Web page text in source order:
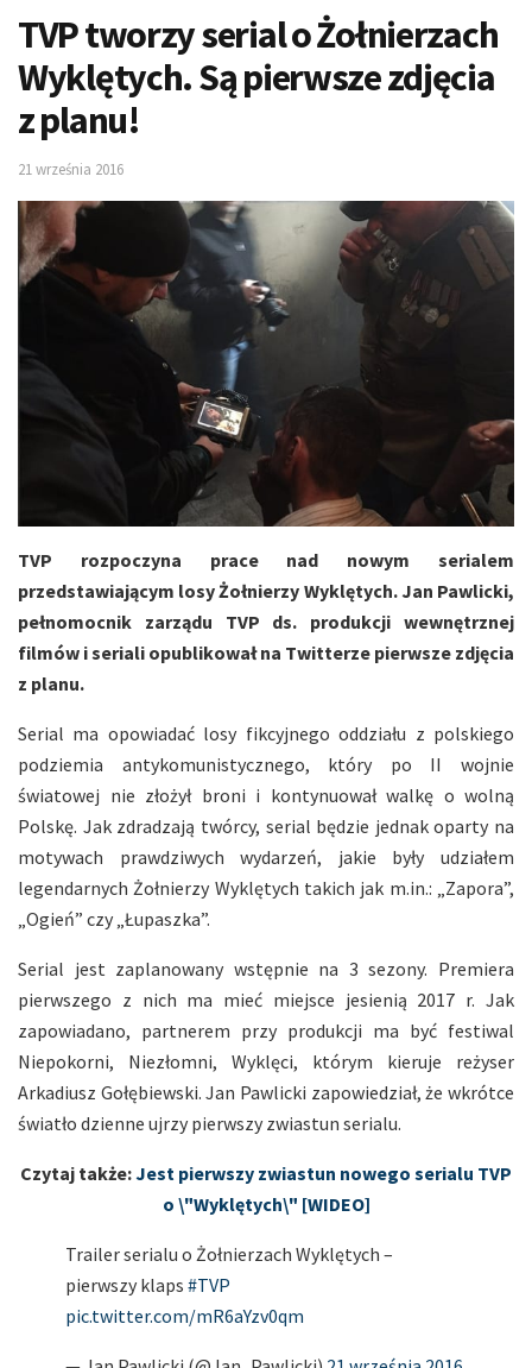
TVP tworzy serial o Żołnierzach
Wyklętych. Są pierwsze zdjęcia
z planu!
21 września 2016
TVP rozpoczyna prace nad nowym serialem
przedstawiającym losy Żołnierzy Wyklętych. Jan Pawlicki,
pełnomocnik zarządu TVP ds. produkcji wewnętrznej
filmów i seriali opublikował na Twitterze pierwsze zdjęcia
z planu.
Serial ma opowiadać losy fikcyjnego oddziału z polskiego
podziemia antykomunistycznego, który po II wojnie
światowej nie złożył broni i kontynuował walkę o wolną
Polskę. Jak zdradzają twórcy, serial będzie jednak oparty na
motywach prawdziwych wydarzeń, jakie były udziałem
legendarnych Żołnierzy Wyklętych takich jak m.in.: „Zapora”,
„Ogień” czy „Łupaszka”.
Serial jest zaplanowany wstępnie na 3 sezony. Premiera
pierwszego z nich ma mieć miejsce jesienią 2017 r. Jak
zapowiadano, partnerem przy produkcji ma być festiwal
Niepokorni, Niezłomni, Wyklęci, którym kieruje reżyser
Arkadiusz Gołębiewski. Jan Pawlicki zapowiedział, że wkrótce
światło dzienne ujrzy pierwszy zwiastun serialu.
Czytaj także:Jest pierwszy zwiastun nowego serialu TVP
o \"Wyklętych\" [WIDEO]
Trailer serialu o Żołnierzach Wyklętych –
pierwszy klaps #TVP
pic.twitter.com/mR6aYzv0qm